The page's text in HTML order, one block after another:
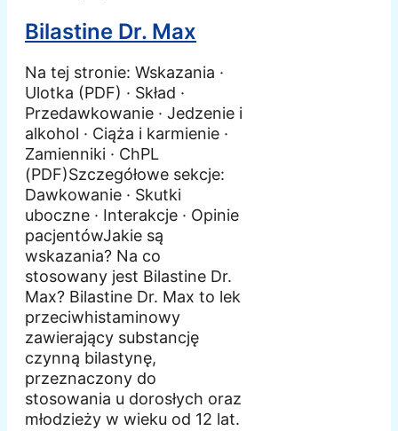
Bilastine Dr. Max
Na tej stronie: Wskazania ·
Ulotka (PDF) · Skład ·
Przedawkowanie · Jedzenie i
alkohol · Ciąża i karmienie ·
Zamienniki · ChPL
(PDF)Szczegółowe sekcje:
Dawkowanie · Skutki
uboczne · Interakcje · Opinie
pacjentówJakie są
wskazania? Na co
stosowany jest Bilastine Dr.
Max? Bilastine Dr. Max to lek
przeciwhistaminowy
zawierający substancję
czynną bilastynę,
przeznaczony do
stosowania u dorosłych oraz
młodzieży w wieku od 12 lat.